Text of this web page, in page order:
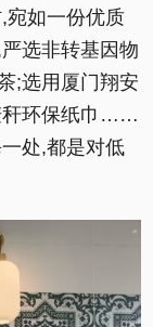
宛如一份优质
选非转基因物
;选用厦门翔安
秆环保纸巾……
处,都是对低